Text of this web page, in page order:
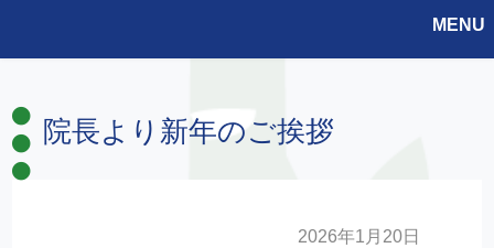
MENU
院長より新年のご挨拶
2026年1月20日